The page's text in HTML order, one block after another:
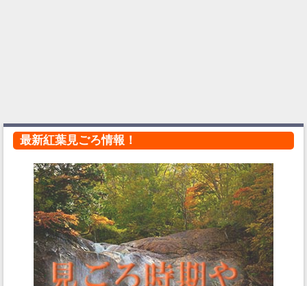
最新紅葉見ごろ情報！